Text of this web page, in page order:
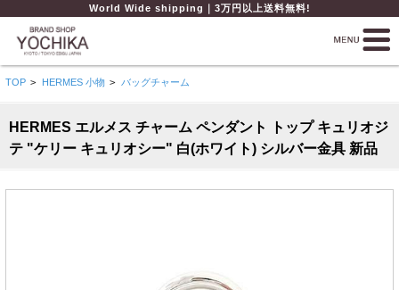
World Wide shipping｜3万円以上送料無料!
TOP > HERMES 小物 > バッグチャーム
HERMES エルメス チャーム ペンダント トップ キュリオジ
テ "ケリー キュリオシー" 白(ホワイト) シルバー金具 新品